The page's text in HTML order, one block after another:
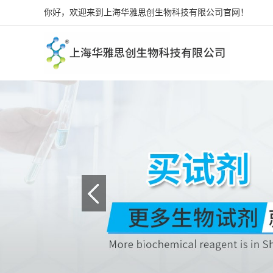
你好，欢迎来到上海华雅思创生物科技有限公司官网！